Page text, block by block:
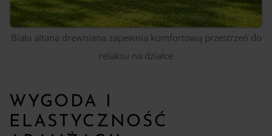
Biała altana drewniana zapewnia komfortową przestrzeń do
relaksu na działce
WYGODA I
ELASTYCZNOŚĆ